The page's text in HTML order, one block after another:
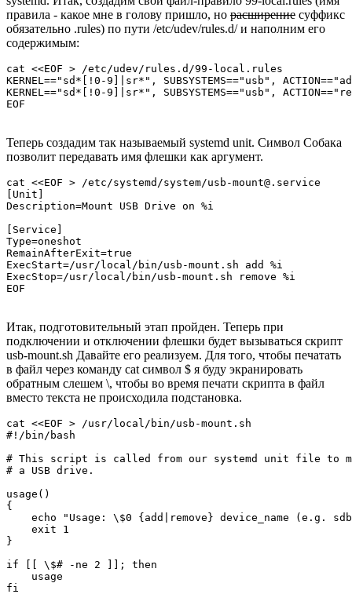
правила - какое мне в голову пришло, но расширение суффикс
обязательно .rules) по пути /etc/udev/rules.d/ и наполним его
содержимым:
cat <<EOF > /etc/udev/rules.d/99-local.rules
KERNEL=="sd*[!0-9]|sr*", SUBSYSTEMS=="usb",
KERNEL=="sd*[!0-9]|sr*", SUBSYSTEMS=="usb",
EOF
Теперь создадим так называемый systemd unit. Символ Собака
позволит передавать имя флешки как аргумент.
cat <<EOF > /etc/systemd/system/usb-mount@.service
[Unit]
Description=Mount USB Drive on %i
[Service]
Type=oneshot
RemainAfterExit=true
ExecStart=/usr/local/bin/usb-mount.sh add %i
ExecStop=/usr/local/bin/usb-mount.sh remove %i
EOF
Итак, подготовительный этап пройден. Теперь при
подключении и отключении флешки будет вызываться скрипт
usb-mount.sh Давайте его реализуем. Для того, чтобы печатать
в файл через команду cat символ $ я буду экранировать
обратным слешем \, чтобы во время печати скрипта в файл
вместо текста не происходила подстановка.
cat <<EOF > /usr/local/bin/usb-mount.sh
#!/bin/bash
# This script is called from our systemd unit file to
# a USB drive.
usage()
{
echo "Usage: \$0 {add|remove} device_name (e.g.
    exit 1
}
if [[ \$# -ne 2 ]]; then
    usage
fi